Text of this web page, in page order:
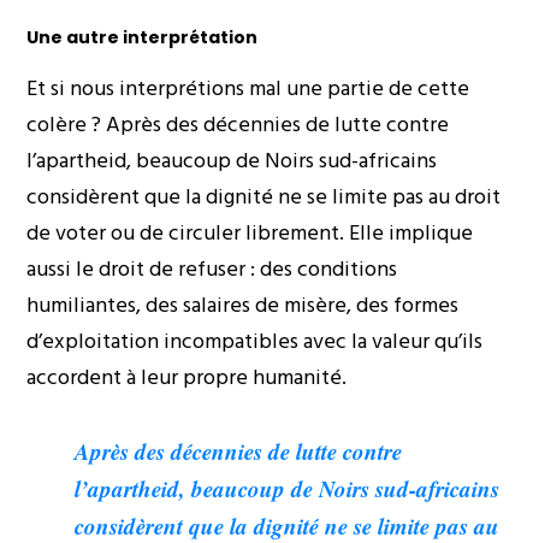
Une autre interprétation
Et si nous interprétions mal une partie de cette
colère ? Après des décennies de lutte contre
l’apartheid, beaucoup de Noirs sud-africains
considèrent que la dignité ne se limite pas au droit
de voter ou de circuler librement. Elle implique
aussi le droit de refuser : des conditions
humiliantes, des salaires de misère, des formes
d’exploitation incompatibles avec la valeur qu’ils
accordent à leur propre humanité.
Après des décennies de lutte contre
l’apartheid, beaucoup de Noirs sud-africains
considèrent que la dignité ne se limite pas au